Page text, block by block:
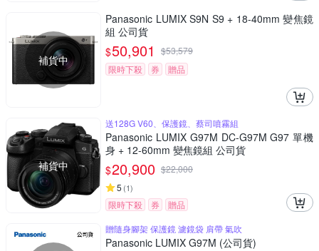
補貨中
Panasonic LUMIX S9N S9 + 18-40mm 變焦鏡
組 公司貨
$50,901 $53,579
限時下殺
券 贈品
補貨中
送128G V60、保護鏡、蔡司噴霧組
Panasonic LUMIX G97M DC-G97M G97 單機
身 + 12-60mm 變焦鏡組 公司貨
$20,900 $22,000
5 (1)
限時下殺 券 贈品
贈隨身腳架 保護鏡 濾鏡袋 肩帶 氣吹
Panasonic LUMIX G97M (公司貨)